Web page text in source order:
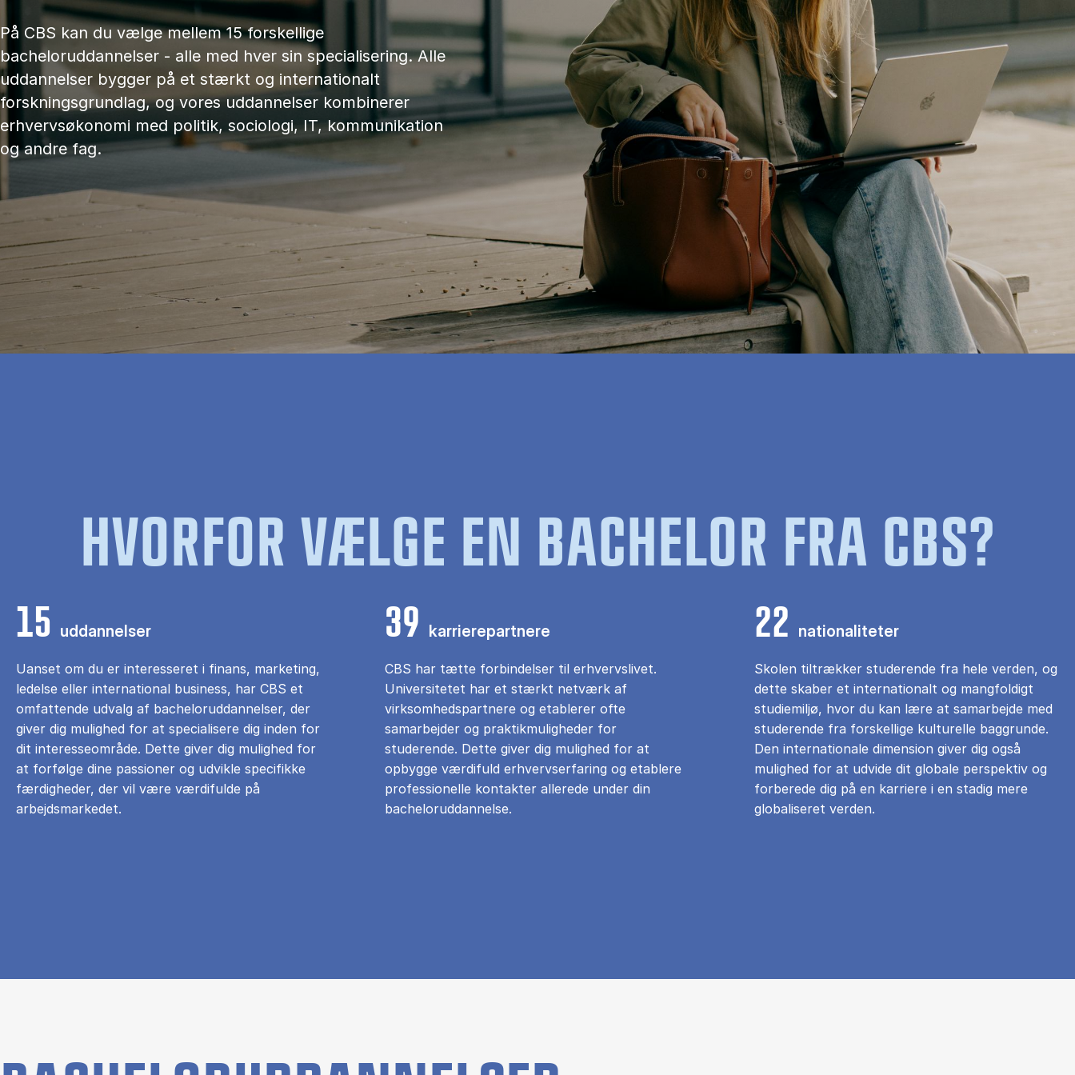
På CBS kan du vælge mellem 15 forskellige
bacheloruddannelser - alle med hver sin specialisering. Alle
uddannelser bygger på et stærkt og internationalt
forskningsgrundlag, og vores uddannelser kombinerer
erhvervsøkonomi med politik, sociologi, IT, kommunikation
og andre fag.
HVORFOR VÆLGE EN BACHELOR FRA CBS?
15 uddannelser
Uanset om du er interesseret i finans, marketing,
ledelse eller international business, har CBS et
omfattende udvalg af bacheloruddannelser, der
giver dig mulighed for at specialisere dig inden for
dit interesseområde. Dette giver dig mulighed for
at forfølge dine passioner og udvikle specifikke
færdigheder, der vil være værdifulde på
arbejdsmarkedet.
39 karrierepartnere
CBS har tætte forbindelser til erhvervslivet.
Universitetet har et stærkt netværk af
virksomhedspartnere og etablerer ofte
samarbejder og praktikmuligheder for
studerende. Dette giver dig mulighed for at
opbygge værdifuld erhvervserfaring og etablere
professionelle kontakter allerede under din
bacheloruddannelse.
22 nationaliteter
Skolen tiltrækker studerende fra hele verden, og
dette skaber et internationalt og mangfoldigt
studiemiljø, hvor du kan lære at samarbejde med
studerende fra forskellige kulturelle baggrunde.
Den internationale dimension giver dig også
mulighed for at udvide dit globale perspektiv og
forberede dig på en karriere i en stadig mere
globaliseret verden.